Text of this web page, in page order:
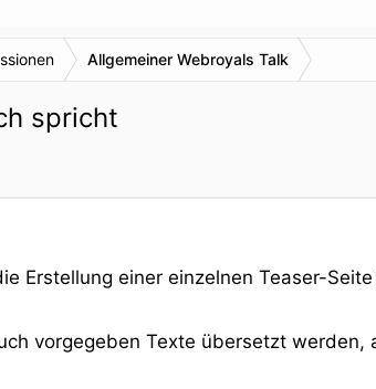
Allgemeiner Webroyals Talk
spricht
Erstellung einer einzelnen Teaser-
vorgegeben Texte übersetzt